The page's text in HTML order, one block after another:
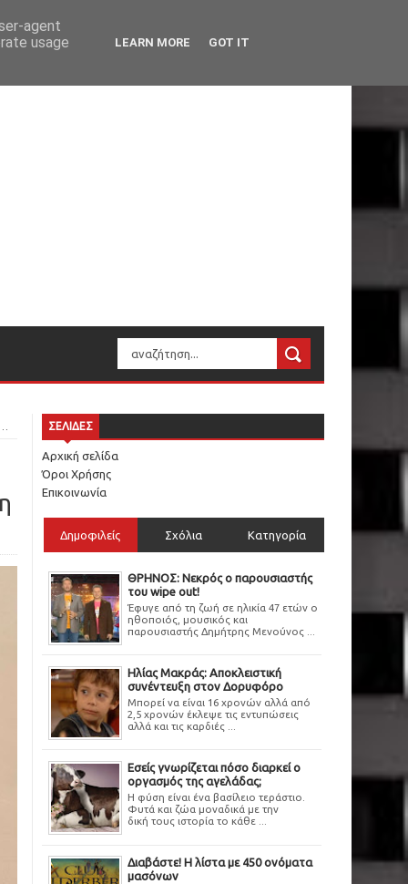
ΣΕΛΙΔΕΣ
Αρχική σελίδα
Όροι Χρήσης
Επικοινωνία
Δημοφιλείς Σχόλια Κατηγορία
ΘΡΗΝΟΣ: Νεκρός ο παρουσιαστής
του wipe out!
Έφυγε από τη ζωή σε ηλικία 47 ετών ο
ηθοποιός, μουσικός και
παρουσιαστής Δημήτρης Μενούνος ...
Ηλίας Μακράς: Αποκλειστική
συνέντευξη στον Δορυφόρο
Μπορεί να είναι 16 χρονών αλλά από
2,5 χρονών έκλεψε τις εντυπώσεις
αλλά και τις καρδιές ...
Εσείς γνωρίζεται πόσο διαρκεί ο
οργασμός της αγελάδας;
Η φύση είναι ένα βασίλειο τεράστιο.
Φυτά και ζώα μοναδικά με την
δική τους ιστορία το κάθε ...
Διαβάστε! Η λίστα με 450 ονόματα
μασόνων
agent
usage
LEARN MORE GOT IT